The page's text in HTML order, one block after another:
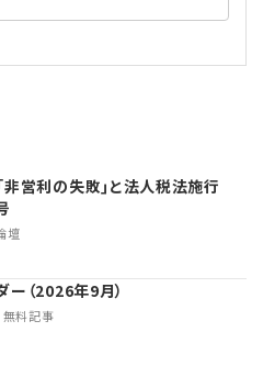
非営利の失敗｣と法人税法施行
壇
ー（2026年9月）
無料記事